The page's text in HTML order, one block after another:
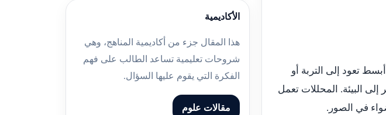
تعود إلى التربة أو
إلى البيئة. المحللات تعمل
في الصور.
الأكاديمية
هذا المقال جزء من أكاديمية المناهج، وهي
شروحات تعليمية تساعد الطالب على فهم
الفكرة التي يقوم عليها السؤال.
مقالات علوم